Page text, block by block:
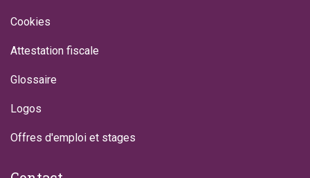
Cookies
Attestation fiscale
Glossaire
Logos
Offres d'emploi et stages